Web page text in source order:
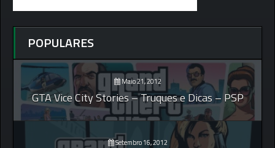
POPULARES
Maio 21, 2012
GTA Vice City Stories – Truques e Dicas – PSP
Setembro 16, 2012